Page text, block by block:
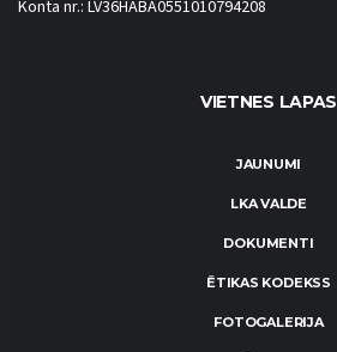
Konta nr.: LV36HABA0551010794208
VIETNES LAPAS
JAUNUMI
LKA VALDE
DOKUMENTI
ĒTIKAS KODEKSS
FOTOGALERIJA